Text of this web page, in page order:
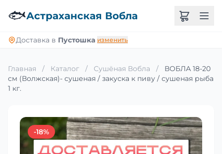
🐟Астраханская Вобла
Доставка в Пустошка изменить
Главная / Каталог / Сушёная Вобла /
ВОБЛА 18-20
см (Волжская)- сушеная / закуска к пиву / сушеная рыба
1 кг.
-18%